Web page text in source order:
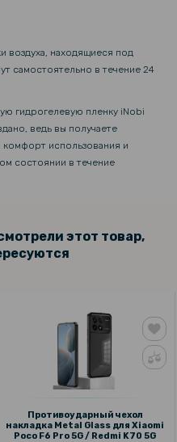
воздуха, находящиеся под
самостоятельно в течение 24
гидрогелевую пленку iNobi
ведь вы получаете
использования и
состоянии в течение
этот товар,
Противоударный чехол
накладка Metal Glass для Xiaomi
Poco F6 Pro 5G / Redmi K70 5G